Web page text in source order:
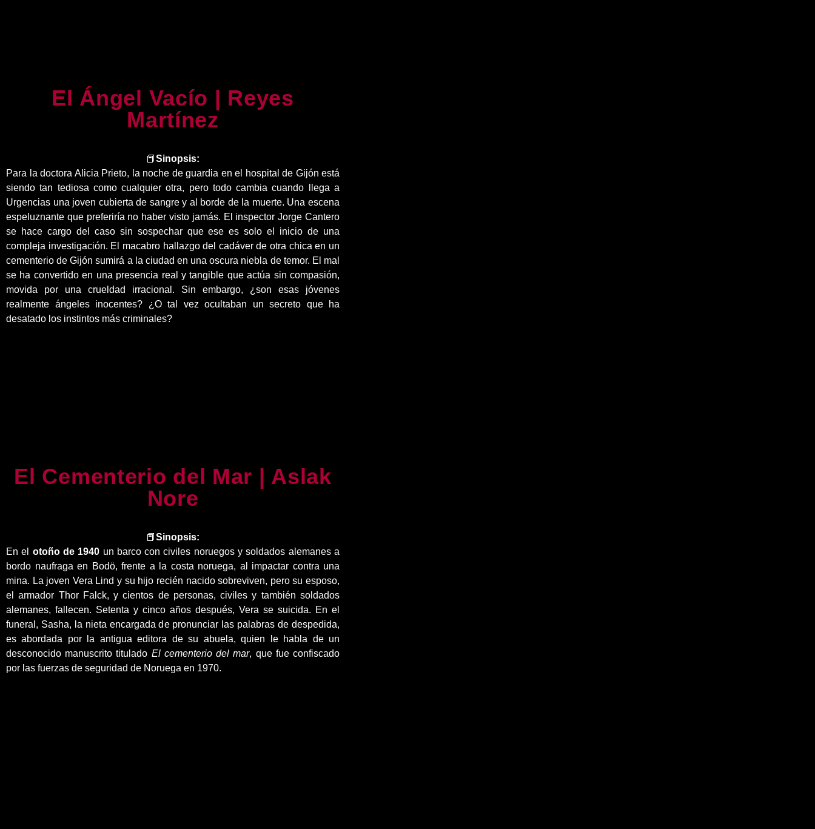
El Ángel Vacío | Reyes
Martínez
📕 Sinopsis:
Para la doctora Alicia Prieto, la noche de guardia en el hospital de Gijón está
siendo tan tediosa como cualquier otra, pero todo cambia cuando llega a
Urgencias una joven cubierta de sangre y al borde de la muerte. Una escena
espeluznante que preferiría no haber visto jamás. El inspector Jorge Cantero
se hace cargo del caso sin sospechar que ese es solo el inicio de una
compleja investigación. El macabro hallazgo del cadáver de otra chica en un
cementerio de Gijón sumirá a la ciudad en una oscura niebla de temor. El mal
se ha convertido en una presencia real y tangible que actúa sin compasión,
movida por una crueldad irracional. Sin embargo, ¿son esas jóvenes
realmente ángeles inocentes? ¿O tal vez ocultaban un secreto que ha
desatado los instintos más criminales?
El Cementerio del Mar | Aslak
Nore
📕 Sinopsis:
En el otoño de 1940 un barco con civiles noruegos y soldados alemanes a
bordo naufraga en Bodö, frente a la costa noruega, al impactar contra una
mina. La joven Vera Lind y su hijo recién nacido sobreviven, pero su esposo,
el armador Thor Falck, y cientos de personas, civiles y también soldados
alemanes, fallecen. Setenta y cinco años después, Vera se suicida. En el
funeral, Sasha, la nieta encargada de pronunciar las palabras de despedida,
es abordada por la antigua editora de su abuela, quien le habla de un
desconocido manuscrito titulado El cementerio del mar, que fue confiscado
por las fuerzas de seguridad de Noruega en 1970.